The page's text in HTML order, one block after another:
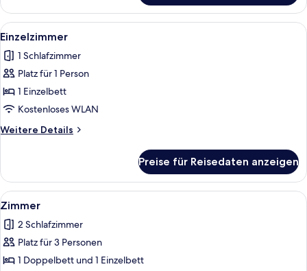
Alle
Fotos
für
Einzelzimmer
anzeigen
Ein kleiner, ordentlich eingerichteter
4
Einzelzimmer
1 Schlafzimmer
Platz für 1 Person
1 Einzelbett
Kostenloses WLAN
Weitere Details
Weitere
Preise für Reisedaten anzeigen
Alle
Fotos
für
Zimmer
anzeigen
Ein Hotelzimmer mit zwei Betten,
5
Zimmer
2 Schlafzimmer
Platz für 3 Personen
1 Doppelbett und 1 Einzelbett